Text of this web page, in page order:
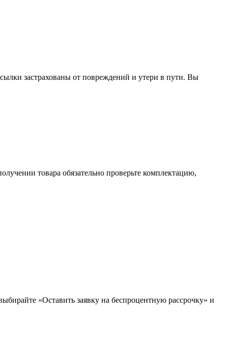
застрахованы от повреждений и утери в пути. Вы
товара обязательно проверьте комплектацию,
«Оставить заявку на беспроцентную рассрочку» и